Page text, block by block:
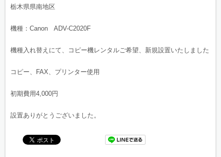
栃木県県南地区
機種：Canon ADV-C2020F
機種入れ替えにて、コピー機レンタルご希望、新規設置いたしました
コピー、FAX、プリンター使用
初期費用4,000円
設置ありがとうございました。